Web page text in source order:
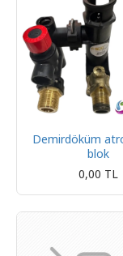
Demirdöküm
blok
0,00 TL